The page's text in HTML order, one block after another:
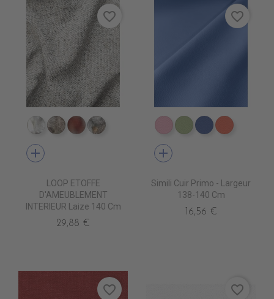
TA8100 NEVE
TA8102 PILLA
TA8115 TERRE
TA8105 PALATINE
add
LOOP ETOFFE
D'AMEUBLEMENT
INTERIEUR Laize 140 Cm
29,88 €
favorite_border
EN6006EN6016EN6017 BLEU
EN6018
add
Simili Cuir Primo - Largeur
138-140 Cm
16,56 €
favorite_border
favorite_border favorite_border